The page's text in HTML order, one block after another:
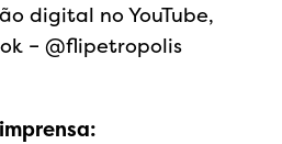
digital no YouTube,
– @‌flipetropolis